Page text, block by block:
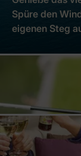
Spüre den
eigenen Steg